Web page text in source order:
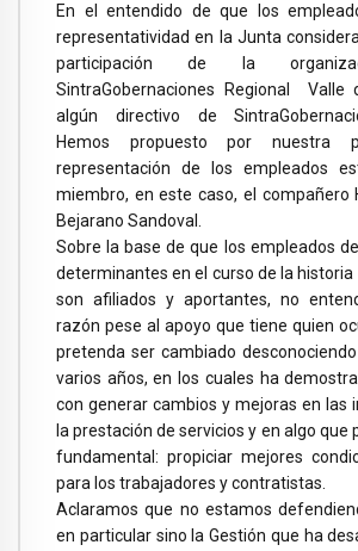
En el entendido de que los
representatividad en la Junta
participación de la
SintraGobernaciones Regional Valle
algún directivo de
Hemos propuesto por nuestra
representación de los empleados
miembro, en este caso, el compañero
Bejarano Sandoval.
Sobre la base de que los empleados
determinantes en el curso de la historia
son afiliados y aportantes, no
razón pese al apoyo que tiene quien
pretenda ser cambiado
varios años, en los cuales ha
con generar cambios y mejoras en las
la prestación de servicios y en algo que
fundamental: propiciar mejores
para los trabajadores y contratistas.
Aclaramos que no estamos
en particular sino la Gestión que ha